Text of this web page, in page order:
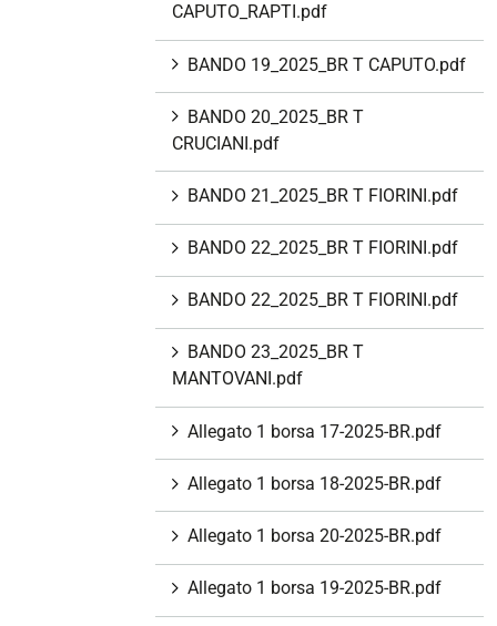
CAPUTO_RAPTI.pdf
BANDO 19_2025_BR T CAPUTO.pdf
BANDO 20_2025_BR T
CRUCIANI.pdf
BANDO 21_2025_BR T FIORINI.pdf
BANDO 22_2025_BR T FIORINI.pdf
BANDO 22_2025_BR T FIORINI.pdf
BANDO 23_2025_BR T
MANTOVANI.pdf
Allegato 1 borsa 17-2025-BR.pdf
Allegato 1 borsa 18-2025-BR.pdf
Allegato 1 borsa 20-2025-BR.pdf
Allegato 1 borsa 19-2025-BR.pdf